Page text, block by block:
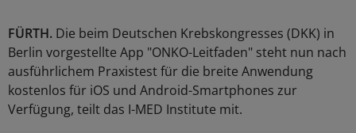
FÜRTH. Die beim Deutschen Krebskongresses (DKK) in
Berlin vorgestellte App "ONKO-Leitfaden" steht nun nach
ausführlichem Praxistest für die breite Anwendung
kostenlos für iOS und Android-Smartphones zur
Verfügung, teilt das I-MED Institute mit.